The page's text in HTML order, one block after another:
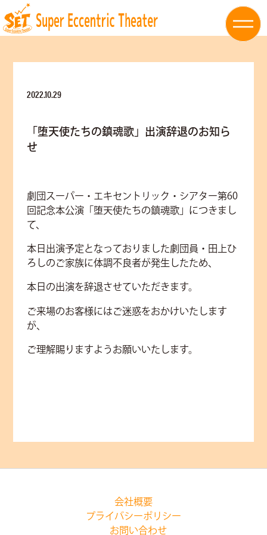
2022.10.29
「堕天使たちの鎮魂歌」出演辞退のお知ら
せ
劇団スーパー・エキセントリック・シアター第60
回記念本公演「堕天使たちの鎮魂歌」につきまし
て、
本日出演予定となっておりました劇団員・田上ひ
ろしのご家族に体調不良者が発生したため、
本日の出演を辞退させていただきます。
ご来場のお客様にはご迷惑をおかけいたします
が、
ご理解賜りますようお願いいたします。
会社概要
プライバシーポリシー
お問い合わせ